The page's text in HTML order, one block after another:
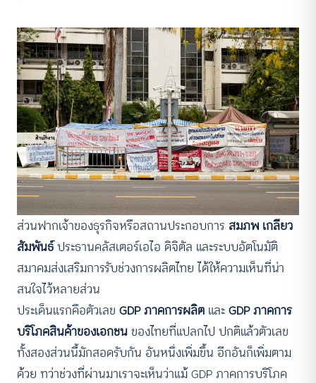
ส่วนฟากเจ้าของธุรกิจหรือสถานประกอบการ สมภพ เกลียว
สัมพันธ์ประธานคลัสเตอร์เอไอ ดิจิตัล และระบบอัตโนมัติ
สมาคมส่งเสริมการรับช่วงการผลิตไทย ได้ให้ความเห็นที่น่า
สนใจไว้หลายส่วน
ประเด็นแรกคือตัวเลข GDP ภาคการผลิต และGDP ภาคการ
บริโภคสินค้าของเอกชน ของไทยที่แปลกไป ปกติแล้วตัวเลข
ทั้งสองส่วนนี้มักสอดรับกัน อันหนึ่งเพิ่มขึ้น อีกอันก็เพิ่มตาม
ด้วย ทว่าช่วงที่ผ่านมาเราจะเห็นว่าแม้ GDP ภาคการบริโภค